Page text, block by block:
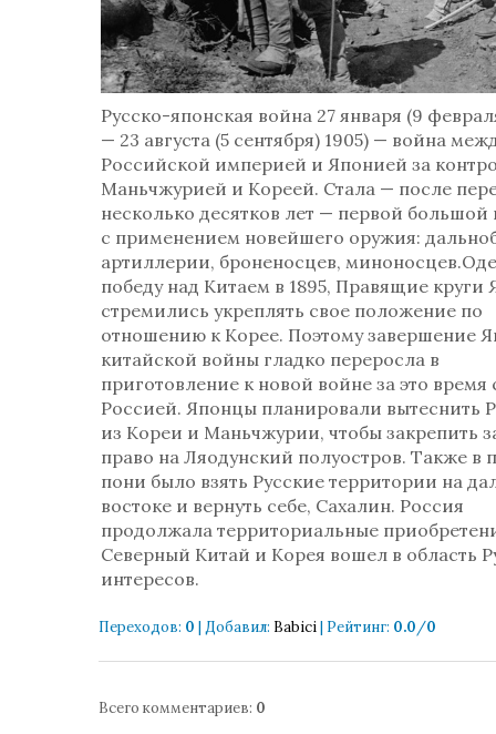
Русско-японская война 27 января (9
— 23 августа (5 сентября) 1905) — война
Российской империей и Японией за
Маньчжурией и Кореей. Стала — после
несколько десятков лет — первой большой
с применением новейшего оружия:
артиллерии, броненосцев,
победу над Китаем в 1895, Правящие круги
стремились укреплять свое положение по
отношению к Корее. Поэтому завершение
китайской войны гладко переросла в
приготовление к новой войне за это время
Россией. Японцы планировали вытеснить
из Кореи и Маньчжурии, чтобы закрепить
право на Ляодунский полуостров. Также в
пони было взять Русские территории на
востоке и вернуть себе, Сахалин. Россия
продолжала территориальные
Северный Китай и Корея вошел в область
интересов.
Переходов: 0 | Добавил: Babici| Рейтинг: 0.0/0
Всего комментариев: 0